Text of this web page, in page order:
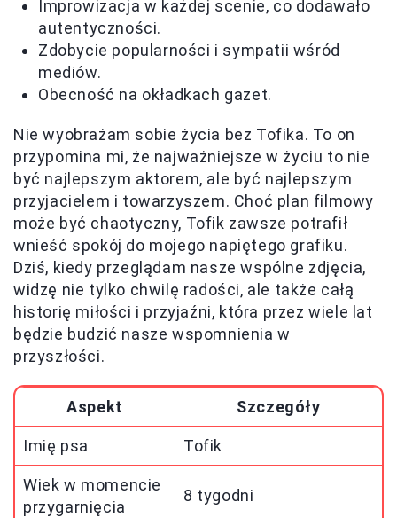
Improwizacja w każdej scenie, co dodawało
autentyczności.
Zdobycie popularności i sympatii wśród
mediów.
Obecność na okładkach gazet.
Nie wyobrażam sobie życia bez Tofika. To on
przypomina mi, że najważniejsze w życiu to nie
być najlepszym aktorem, ale być najlepszym
przyjacielem i towarzyszem. Choć plan filmowy
może być chaotyczny, Tofik zawsze potrafił
wnieść spokój do mojego napiętego grafiku.
Dziś, kiedy przeglądam nasze wspólne zdjęcia,
widzę nie tylko chwilę radości, ale także całą
historię miłości i przyjaźni, która przez wiele lat
będzie budzić nasze wspomnienia w
przyszłości.
Aspekt Szczegóły
Imię psa Tofik
Wiek w momencie
przygarnięcia
8 tygodni